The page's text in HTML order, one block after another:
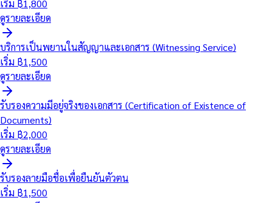
เริ่ม ฿1,800
ดูรายละเอียด
บริการเป็นพยานในสัญญาและเอกสาร (Witnessing Service)
เริ่ม ฿1,500
ดูรายละเอียด
รับรองความมีอยู่จริงของเอกสาร (Certification of Existence of
Documents)
เริ่ม ฿2,000
ดูรายละเอียด
รับรองลายมือชื่อเพื่อยืนยันตัวตน
เริ่ม ฿1,500